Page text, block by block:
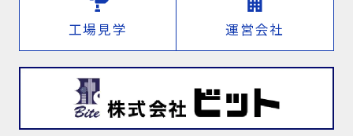
工場見学 運営会社